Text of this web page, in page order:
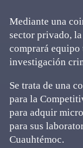
Mediante una
sector privado,
comprará
investigación
Se trata de una
para la
para adquir
para sus
Cuauhtémoc.